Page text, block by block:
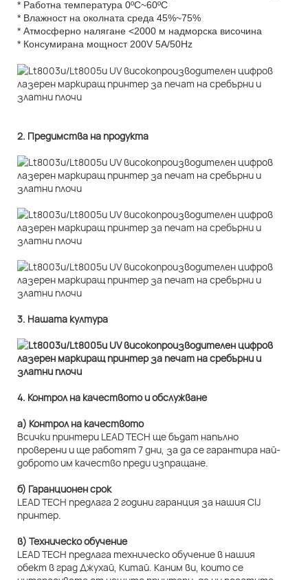
* Работна температура 0ºC~60ºC
* Влажност на околната среда 45%~75%
* Атмосферно налягане <2000 м надморска височина
* Консумирана мощност 200V 5A/50Hz
2. Предимства на продукта
3. Нашата култура
4. Контрол на качеството и обслужване
а) Контрол на качеството
Всички принтери LEAD TECH ще бъдат напълно
проверени и ще работят 7 дни, за да се гарантира най-
доброто им качество преди изпращане.
б) Гаранционен срок
LEAD TECH предлага 2 години гаранция за нашия CIJ
принтер.
в) Техническо обучение
LEAD TECH предлага техническо обучение в нашия
обект в град Джухай, Китай. Каним ви, които се